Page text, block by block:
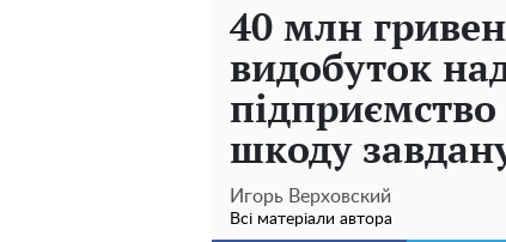
40 млн
видобуток
шкоду
Игорь Верховский
Всі матеріали автора